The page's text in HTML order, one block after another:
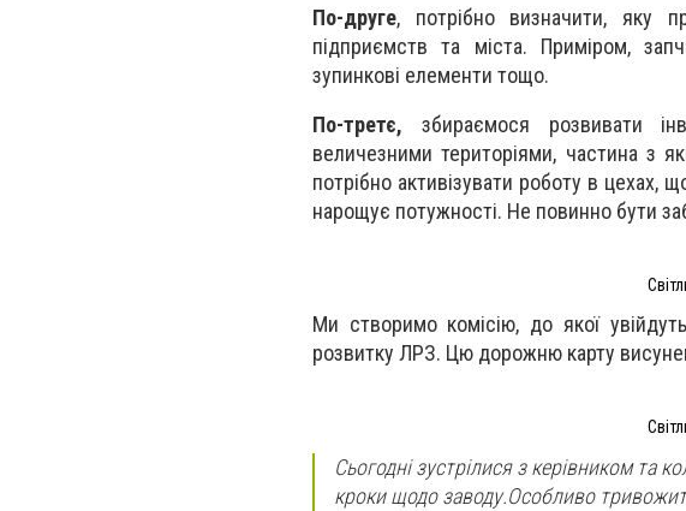
По-друге, потрібно визначити, яку
підприємств та міста. Приміром,
зупинкові елементи тощо.
По-третє, збираємося розвивати
величезними територіями, частина з
потрібно активізувати роботу в
нарощує потужності. Не повинно бути
Ми створимо комісію, до якої
розвитку ЛРЗ. Цю дорожню карту
Сьогодні зустрілися з керівником та
кроки щодо заводу.Особливо